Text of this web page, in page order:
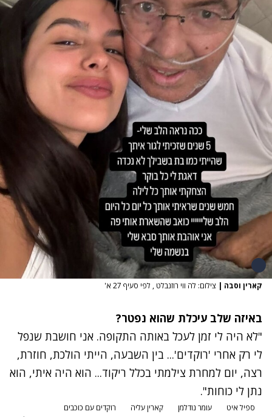
קארין וסבה | צילום: לה ווי רוזנבלט , לפי סעיף 27 א'
באיזה שלב עיכלת שהוא נפטר?
"לא היה לי זמן לעכל באותה התקופה. אני חושבת שנפל
לי רק אחרי 'רוקדים'... בין השבעה, הייתי הולכת, חוזרת,
רצה, יום למחרת צילמתי בכלל ריקוד... הוא היה איתי, הוא
נתן לי כוחות".
ספיל איט עומר נודלמן קארין עליה רוקדים עם כוכבים